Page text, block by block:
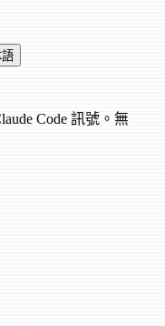
Code 訊號。無